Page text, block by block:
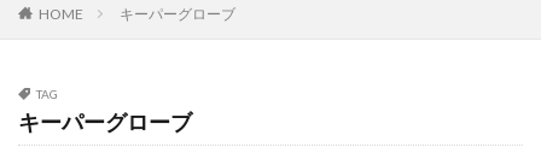
HOME キーパーグローブ
TAG
キーパーグローブ
FCバルセロナ
FC東京U-15深川
GKコーチ育成コーススタンダード